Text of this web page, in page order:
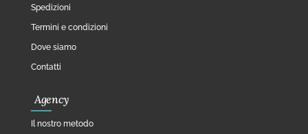
Spedizioni
Termini e condizioni
Dove siamo
Contatti
Agency
Il nostro metodo